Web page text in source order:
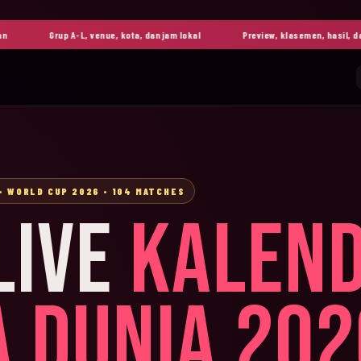
Grup A-L, venue, kota, dan jam lokal Preview, klasemen, hasil, dan
WORLD CUP 2026 • 104 MATCHES